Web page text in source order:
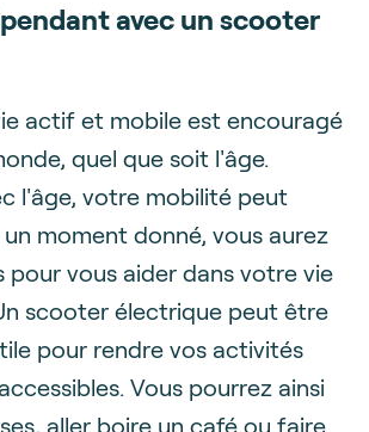
avec un scooter
actif et mobile est encouragé
quel que soit l'âge.
l'âge, votre mobilité peut
moment donné, vous aurez
pour vous aider dans votre vie
scooter électrique peut être
pour rendre vos activités
Vous pourrez ainsi
aller boire un café ou faire